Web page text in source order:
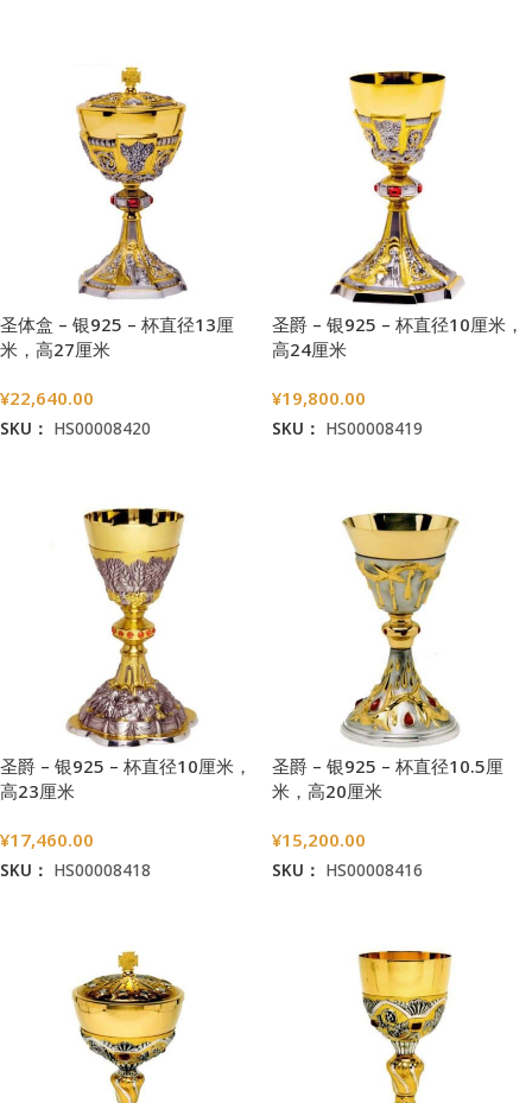
圣体盒 – 银925 – 杯直径13厘
米，高27厘米
¥22,640.00
SKU： HS00008420
圣爵 – 银925 – 杯直径10厘米，
高24厘米
¥19,800.00
SKU： HS00008419
圣爵 – 银925 – 杯直径10厘米，
高23厘米
¥17,460.00
SKU： HS00008418
圣爵 – 银925 – 杯直径10.5厘
米，高20厘米
¥15,200.00
SKU： HS00008416